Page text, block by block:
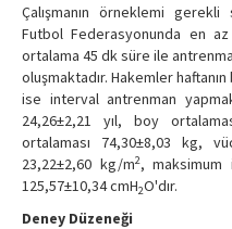
Çalışmanın örneklemi gerekli
Futbol Federasyonunda en
ortalama 45 dk süre ile
oluşmaktadır. Hakemler
ise interval antrenman
24,26±2,21 yıl, boy
ortalaması 74,30±8,03 kg,
23,22±2,60 kg/m2, maksimum
125,57±10,34 cmH2O'dır.
Deney Düzeneği